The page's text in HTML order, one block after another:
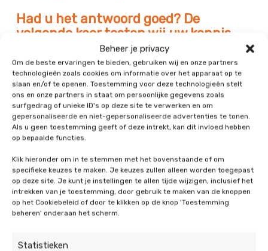
Beheer je privacy
Om de beste ervaringen te bieden, gebruiken wij en onze partners
technologieën zoals cookies om informatie over het apparaat op te
slaan en/of te openen. Toestemming voor deze technologieën stelt
ons en onze partners in staat om persoonlijke gegevens zoals
surfgedrag of unieke ID's op deze site te verwerken en om
gepersonaliseerde en niet-gepersonaliseerde advertenties te tonen.
Als u geen toestemming geeft of deze intrekt, kan dit invloed hebben
op bepaalde functies.
Klik hieronder om in te stemmen met het bovenstaande of om
specifieke keuzes te maken. Je keuzes zullen alleen worden toegepast
op deze site. Je kunt je instellingen te allen tijde wijzigen, inclusief het
intrekken van je toestemming, door gebruik te maken van de knoppen
op het Cookiebeleid of door te klikken op de knop 'Toestemming
beheren' onderaan het scherm.
Statistieken
Had u het antwoord goed? De
volgende keer testen wij uw kennis
opnieuw met een andere ‘feit of
fabel’. Schrijf u in voor onze
nieuwsbrief om op de hoogte te
blijven.
Ook interessant: